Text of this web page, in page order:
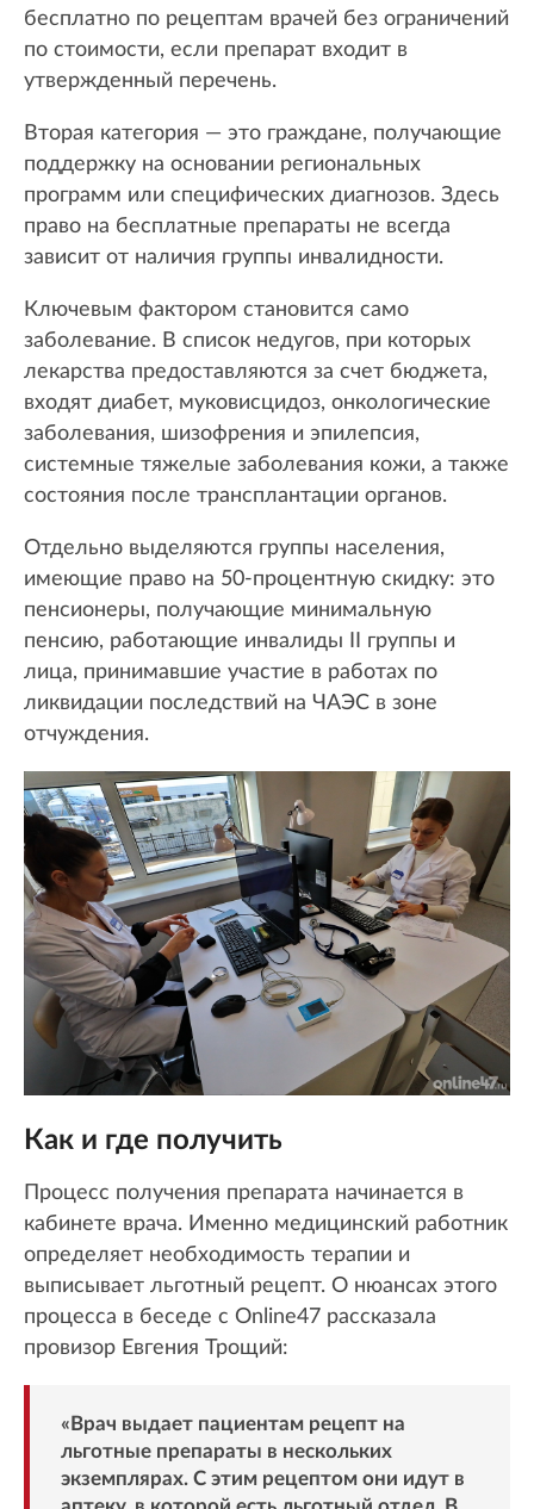
бесплатно по рецептам врачей без ограничений
по стоимости, если препарат входит в
утвержденный перечень.
Вторая категория — это граждане, получающие
поддержку на основании региональных
программ или специфических диагнозов. Здесь
право на бесплатные препараты не всегда
зависит от наличия группы инвалидности.
Ключевым фактором становится само
заболевание. В список недугов, при которых
лекарства предоставляются за счет бюджета,
входят диабет, муковисцидоз, онкологические
заболевания, шизофрения и эпилепсия,
системные тяжелые заболевания кожи, а также
состояния после трансплантации органов.
Отдельно выделяются группы населения,
имеющие право на 50-процентную скидку: это
пенсионеры, получающие минимальную
пенсию, работающие инвалиды II группы и
лица, принимавшие участие в работах по
ликвидации последствий на ЧАЭС в зоне
отчуждения.
Как и где получить
Процесс получения препарата начинается в
кабинете врача. Именно медицинский работник
определяет необходимость терапии и
выписывает льготный рецепт. О нюансах этого
процесса в беседе с Online47 рассказала
провизор Евгения Трощий:
«Врач выдает пациентам рецепт на
льготные препараты в нескольких
экземплярах. С этим рецептом они идут в